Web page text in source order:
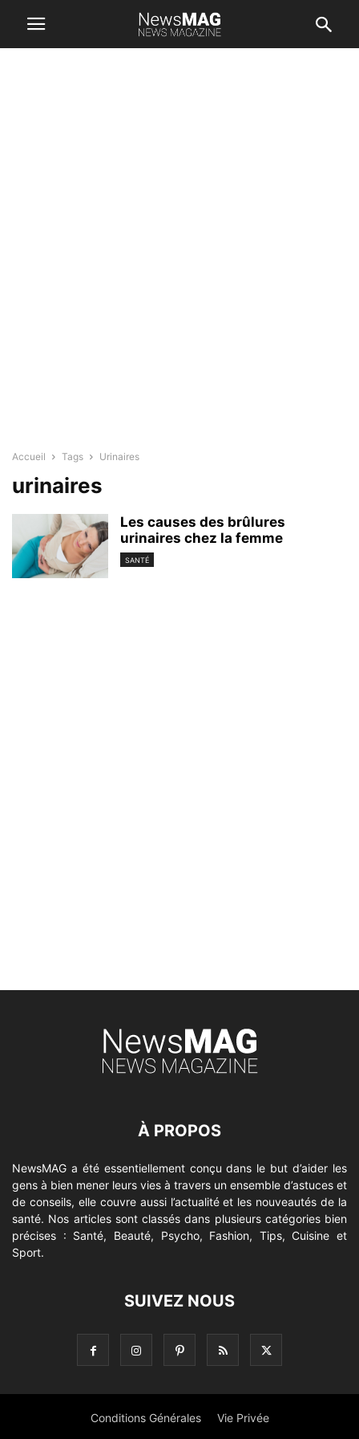
Accueil Tags Urinaires
urinaires
Les causes des brûlures
urinaires chez la femme
SANTÉ
À PROPOS
NewsMAG a été essentiellement conçu dans le but d’aider les
gens à bien mener leurs vies à travers un ensemble d’astuces et
de conseils, elle couvre aussi l’actualité et les nouveautés de la
santé. Nos articles sont classés dans plusieurs catégories bien
précises : Santé, Beauté, Psycho, Fashion, Tips, Cuisine et
Sport.
SUIVEZ NOUS
Conditions Générales Vie Privée